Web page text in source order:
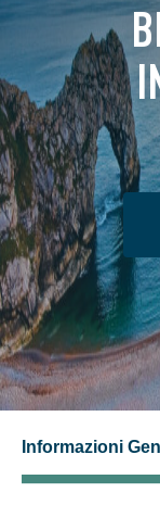
Informazioni